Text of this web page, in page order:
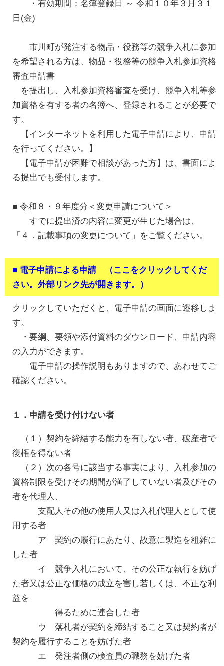
・有効期間：名簿登録日 ～ 令和１０年３月３１
日(金)
市川町が発注する物品・役務等の競争入札に参加
を希望される方は、物品・役務等の競争入札参加資格
審査申請書
を提出し、入札参加資格審査を受け、競争入札等参
加資格を有する者の名簿へ、登録されることが必要で
す。
【インターネットを利用した電子申請により、申請
を行ってください。】
【電子申請が困難で相談があった方】は、書面によ
る提出でも受付します。
■ 令和８・９年度分＜変更申請について＞
すでに提出済の内容に変更が生じた場合は、
「４．記載事項の変更について」をご覧ください。
■ 電子申請による申請 （ここをクリックしてくだ
さい。外部リンク先が開きます。）
クリックしていただくと、電子申請の画面に遷移しま
す。
・要綱、要領や添付資料のダウンロード、申請内容
の入力ができます。
電子申請の操作説明もありますので、あわせてご
確認ください。
１．申請を受け付けない者
（１）契約を締結する能力を有しない者、破産者で
復権を得ない者
（２）次の各号に該当する事実により、入札参加の
資格制限を受けその期間が満了していない者及びその
者を代理人、
支配人その他の使用人又は入札代理人として使
用する者
ア 契約の履行にあたり、故意に製造を粗雑に
した者
イ 競争入札において、その公正な執行を妨げ
た者又は公正な価格の成立を害し若しくは、不正な利
益を
得るために連合した者
ウ 落札者が契約を締結すること又は契約者が
契約を履行することを妨げた者
エ 発注者側の検査員の職務を妨げた者